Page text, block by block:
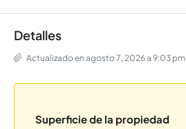
Detalles
Actualizado en agosto 7, 2026 a 9:03 pm
Superficie de la propiedad